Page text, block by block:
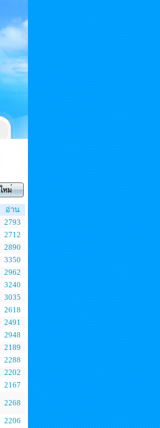
อ่าน
2793
2712
2890
3350
2962
3240
3035
2618
2491
2948
2189
2288
2202
2167
2268
2206